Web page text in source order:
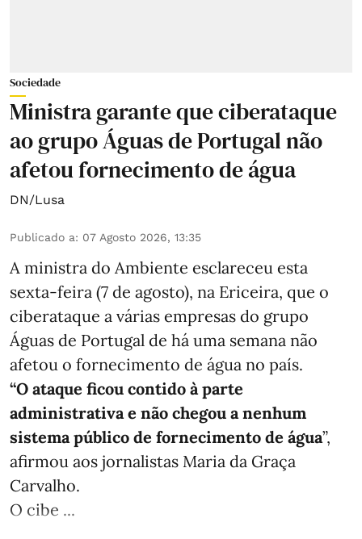
Sociedade
Ministra garante que ciberataque
ao grupo Águas de Portugal não
afetou fornecimento de água
DN/Lusa
Publicado a: 07 Agosto 2026, 13:35
A ministra do Ambiente esclareceu esta
sexta-feira (7 de agosto), na Ericeira, que o
ciberataque a várias empresas do grupo
Águas de Portugal de há uma semana não
afetou o fornecimento de água no país.
“O ataque ficou contido à parte
administrativa e não chegou a nenhum
sistema público de fornecimento de água”,
afirmou aos jornalistas Maria da Graça
Carvalho.
O cibe ...